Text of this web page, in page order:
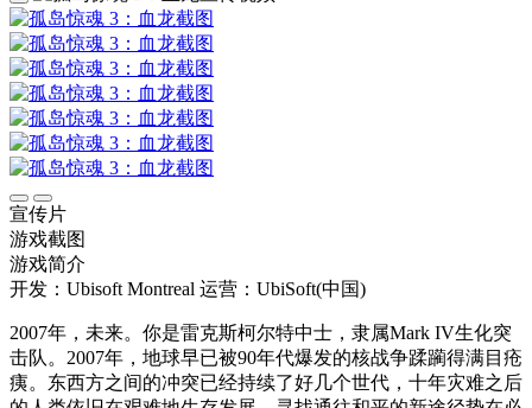
宣传片
游戏截图
游戏简介
开发：Ubisoft Montreal 运营：UbiSoft(中国)
2007年，未来。你是雷克斯柯尔特中士，隶属Mark IV生化突
击队。2007年，地球早已被90年代爆发的核战争蹂躏得满目疮
痍。东西方之间的冲突已经持续了好几个世代，十年灾难之后